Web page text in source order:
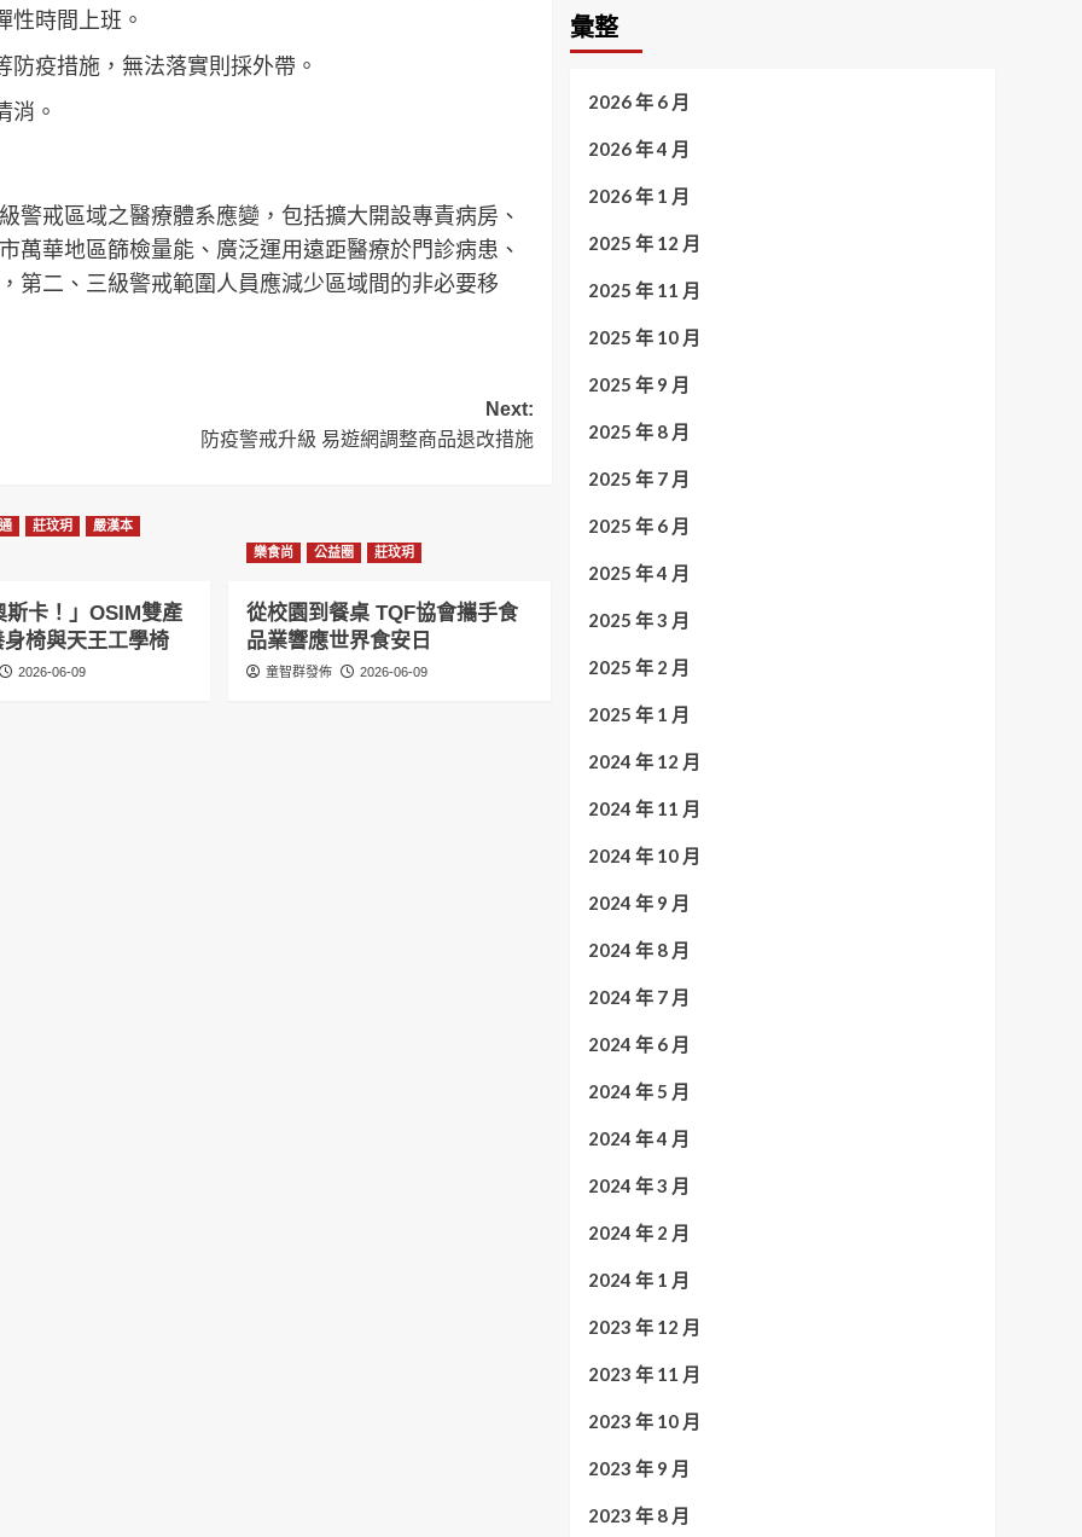
性時間上班。
疫措施，無法落實則採外帶。
消。
警戒區域之醫療體系應變，包括擴大開設專責病房、
萬華地區篩檢量能、廣泛運用遠距醫療於門診病患、
第二、三級警戒範圍人員應減少區域間的非必要移
Next:
防疫警戒升級 易遊網調整商品退改措施
莊玟玥 嚴漢本
斯卡！」OSIM雙產
身椅與天王工學椅
2026-06-09
樂食尚 公益圈 莊玟玥
從校園到餐桌 TQF協會攜手食
品業響應世界食安日
童智群發佈 2026-06-09
彙整
2026 年 6 月
2026 年 4 月
2026 年 1 月
2025 年 12 月
2025 年 11 月
2025 年 10 月
2025 年 9 月
2025 年 8 月
2025 年 7 月
2025 年 6 月
2025 年 4 月
2025 年 3 月
2025 年 2 月
2025 年 1 月
2024 年 12 月
2024 年 11 月
2024 年 10 月
2024 年 9 月
2024 年 8 月
2024 年 7 月
2024 年 6 月
2024 年 5 月
2024 年 4 月
2024 年 3 月
2024 年 2 月
2024 年 1 月
2023 年 12 月
2023 年 11 月
2023 年 10 月
2023 年 9 月
2023 年 8 月